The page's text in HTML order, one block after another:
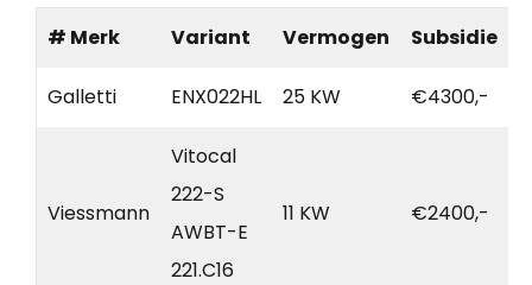
# Merk Variant Vermogen Subsidie
Galletti ENX022HL 25 KW €4300,-
Viessmann
Vitocal
222-S
AWBT-E
221.C16
11 KW €2400,-